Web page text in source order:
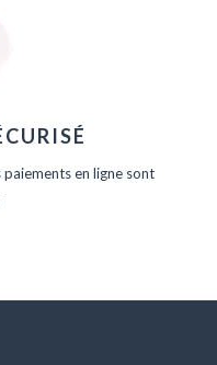
en ligne sont